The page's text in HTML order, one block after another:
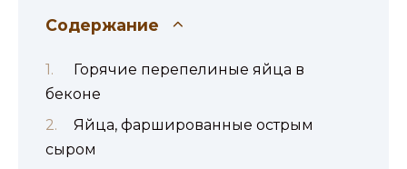
Содержание
Горячие перепелиные яйца в
беконе
Яйца, фаршированные острым
сыром